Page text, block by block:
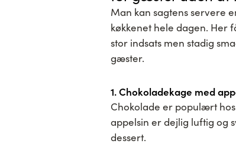
Man kan sagtens servere
køkkenet hele dagen. Her
stor indsats men stadig
gæster.
1. Chokoladekage med
Chokolade er populært
appelsin er dejlig luftig og
dessert.